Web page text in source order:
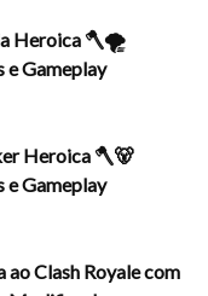
Heroica 🪓🌪️
Gameplay
Heroica 🪓🐻
Gameplay
Clash Royale com